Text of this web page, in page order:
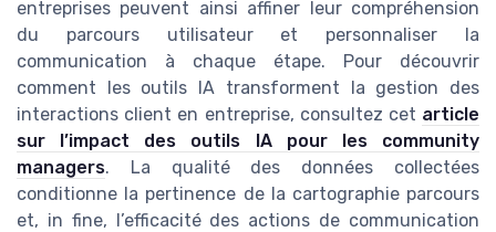
entreprises peuvent ainsi affiner leur compréhension
du parcours utilisateur et personnaliser la
communication à chaque étape. Pour découvrir
comment les outils IA transforment la gestion des
interactions client en entreprise, consultez cet article
sur l’impact des outils IA pour les community
managers. La qualité des données collectées
conditionne la pertinence de la cartographie parcours
et, in fine, l’efficacité des actions de communication